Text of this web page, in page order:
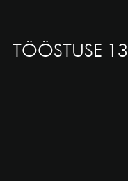
TÖÖSTUSE 13